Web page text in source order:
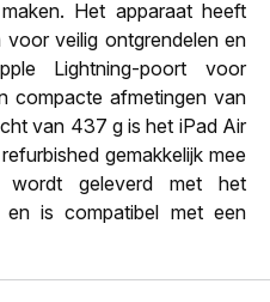
Het apparaat heeft
veilig ontgrendelen en
Lightning-poort voor
compacte afmetingen van
van 437 g is het iPad Air
gemakkelijk mee
wordt geleverd met het
en is compatibel met een